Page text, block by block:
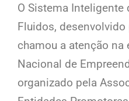
O Sistema Inteligente
Fluidos, desenvolvido
chamou a atenção
Nacional de
organizado pela